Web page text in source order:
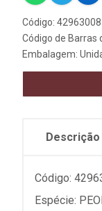
Código: 42963008
Código de Barras
Embalagem:
Descrição
Código:
Espécie: